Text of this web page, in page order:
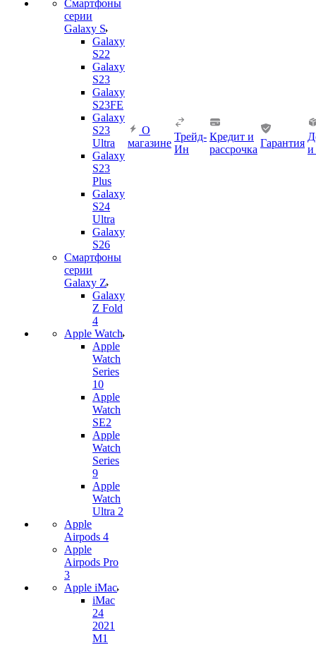
Смартфоны
серии
Galaxy S
Galaxy
S22
Galaxy
S23
Galaxy
S23FE
Galaxy
S23
Ultra
Galaxy
S23
Plus
Galaxy
S24
Ultra
Galaxy
S26
Смартфоны
серии
Galaxy Z
Galaxy
Z Fold
4
Apple Watch
Apple
Watch
Series
10
Apple
Watch
SE2
Apple
Watch
Series
9
Apple
Watch
Ultra 2
Apple
Airpods 4
Apple
Airpods Pro
3
Apple iMac
iMac
24
2021
M1
О
магазине
Трейд-
Ин
Кредит и
рассрочка
Гарантия
и